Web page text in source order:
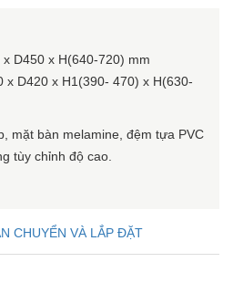
x D450 x H(640-720) mm
x D420 x H1(390- 470) x H(630-
mặt bàn melamine, đệm tựa PVC
tùy chỉnh độ cao.
CHUYỂN VÀ LẮP ĐẶT